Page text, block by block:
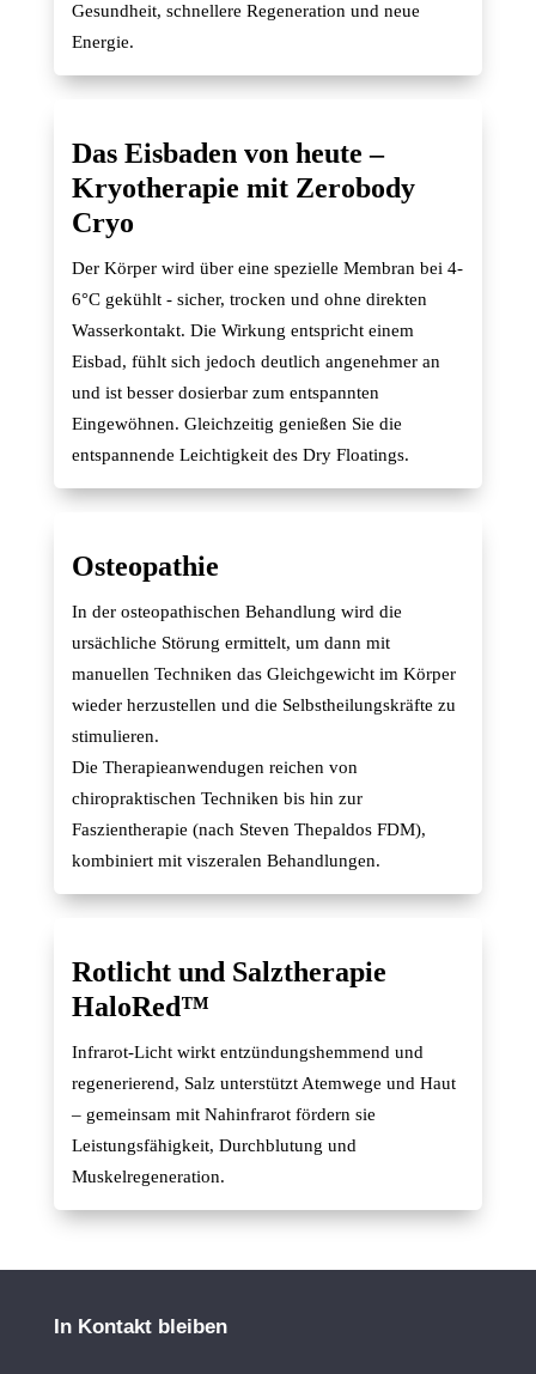
Gesundheit, schnellere Regeneration und neue
Energie.
Das Eisbaden von heute –
Kryotherapie mit Zerobody
Cryo
Der Körper wird über eine spezielle Membran bei 4-
6°C gekühlt - sicher, trocken und ohne direkten
Wasserkontakt. Die Wirkung entspricht einem
Eisbad, fühlt sich jedoch deutlich angenehmer an
und ist besser dosierbar zum entspannten
Eingewöhnen. Gleichzeitig genießen Sie die
entspannende Leichtigkeit des Dry Floatings.
Osteopathie
In der osteopathischen Behandlung wird die
ursächliche Störung ermittelt, um dann mit
manuellen Techniken das Gleichgewicht im Körper
wieder herzustellen und die Selbstheilungskräfte zu
stimulieren.
Die Therapieanwendugen reichen von
chiropraktischen Techniken bis hin zur
Faszientherapie (nach Steven Thepaldos FDM),
kombiniert mit viszeralen Behandlungen.
Rotlicht und Salztherapie
HaloRed™
Infrarot-Licht wirkt entzündungshemmend und
regenerierend, Salz unterstützt Atemwege und Haut
– gemeinsam mit Nahinfrarot fördern sie
Leistungsfähigkeit, Durchblutung und
Muskelregeneration.
In Kontakt bleiben